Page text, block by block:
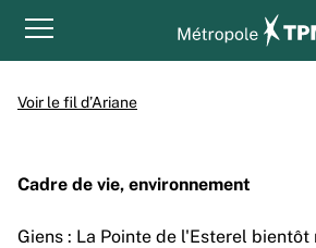
Menu principal
Voir le fil d’Ariane
Cadre de vie, environnement
Giens : La Pointe de l'Esterel bientôt